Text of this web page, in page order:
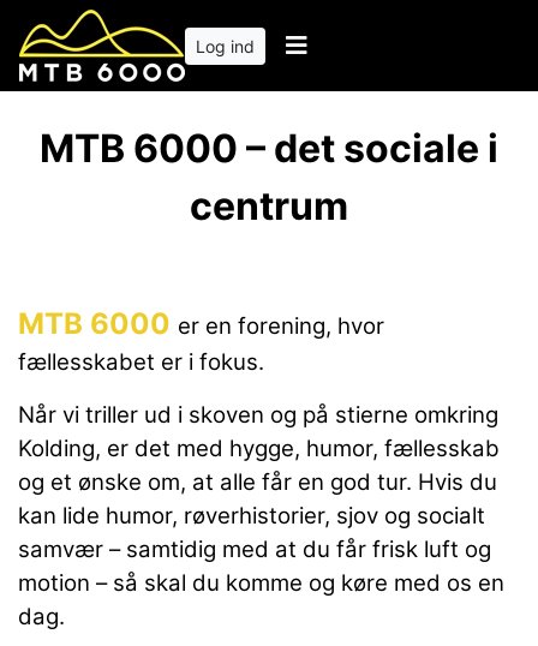
Log ind
MTB 6000 – det sociale i
centrum
MTB 6000 er en forening, hvor
fællesskabet er i fokus.
Når vi triller ud i skoven og på stierne omkring
Kolding, er det med hygge, humor, fællesskab
og et ønske om, at alle får en god tur. Hvis du
kan lide humor, røverhistorier, sjov og socialt
samvær – samtidig med at du får frisk luft og
motion – så skal du komme og køre med os en
dag.